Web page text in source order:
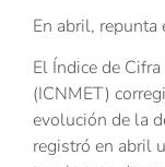
En abril, repunta
El Índice de
(ICNMET)
evolución de la
registró en abril